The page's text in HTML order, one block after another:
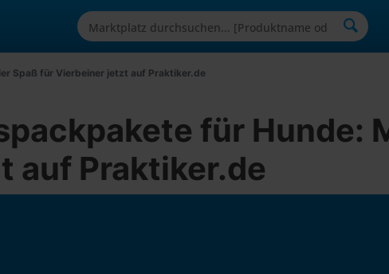
Spaß für Vierbeiner jetzt auf Praktiker.de
für Hunde:
auf Praktiker.de